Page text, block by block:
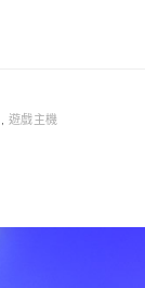
, 遊戲主機